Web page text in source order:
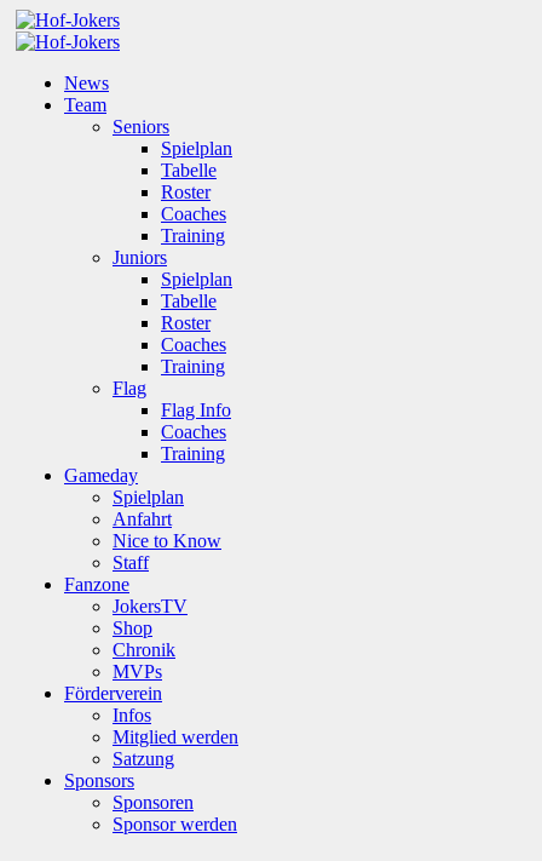
News
Team
Seniors
Spielplan
Tabelle
Roster
Coaches
Training
Juniors
Spielplan
Tabelle
Roster
Coaches
Training
Flag
Flag Info
Coaches
Training
Gameday
Spielplan
Anfahrt
Nice to Know
Staff
Fanzone
JokersTV
Shop
Chronik
MVPs
Förderverein
Infos
Mitglied werden
Satzung
Sponsors
Sponsoren
Sponsor werden